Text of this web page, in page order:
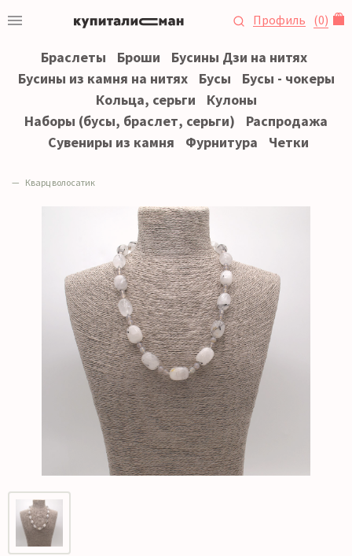
Профиль (0)
Браслеты Броши
Бусины Дзи на нитях
Бусины из камня на нитях
Бусы
Бусы - чокеры
Кольца, серьги
Кулоны
Наборы (бусы, браслет, серьги)
Распродажа
Сувениры из камня
Фурнитура Четки
Кварц волосатик